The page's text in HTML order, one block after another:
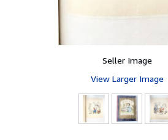
Seller Image
View Larger Image